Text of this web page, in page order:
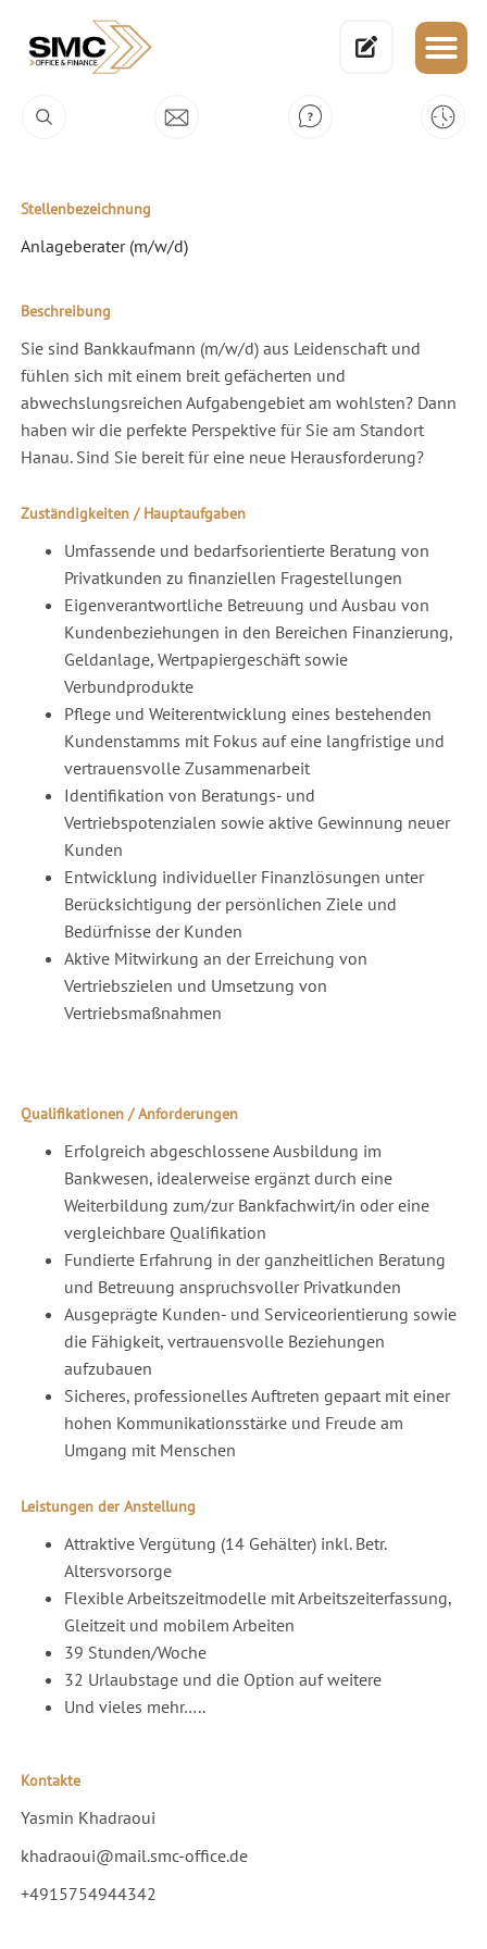
Stellenbezeichnung
Anlageberater (m/w/d)
Beschreibung
Sie sind Bankkaufmann (m/w/d) aus Leidenschaft und
fühlen sich mit einem breit gefächerten und
abwechslungsreichen Aufgabengebiet am wohlsten? Dann
haben wir die perfekte Perspektive für Sie am Standort
Hanau. Sind Sie bereit für eine neue Herausforderung?
Zuständigkeiten / Hauptaufgaben
Umfassende und bedarfsorientierte Beratung von
Privatkunden zu finanziellen Fragestellungen
Eigenverantwortliche Betreuung und Ausbau von
Kundenbeziehungen in den Bereichen Finanzierung,
Geldanlage, Wertpapiergeschäft sowie
Verbundprodukte
Pflege und Weiterentwicklung eines bestehenden
Kundenstamms mit Fokus auf eine langfristige und
vertrauensvolle Zusammenarbeit
Identifikation von Beratungs- und
Vertriebspotenzialen sowie aktive Gewinnung neuer
Kunden
Entwicklung individueller Finanzlösungen unter
Berücksichtigung der persönlichen Ziele und
Bedürfnisse der Kunden
Aktive Mitwirkung an der Erreichung von
Vertriebszielen und Umsetzung von
Vertriebsmaßnahmen
Qualifikationen / Anforderungen
Erfolgreich abgeschlossene Ausbildung im
Bankwesen, idealerweise ergänzt durch eine
Weiterbildung zum/zur Bankfachwirt/in oder eine
vergleichbare Qualifikation
Fundierte Erfahrung in der ganzheitlichen Beratung
und Betreuung anspruchsvoller Privatkunden
Ausgeprägte Kunden- und Serviceorientierung sowie
die Fähigkeit, vertrauensvolle Beziehungen
aufzubauen
Sicheres, professionelles Auftreten gepaart mit einer
hohen Kommunikationsstärke und Freude am
Umgang mit Menschen
Leistungen der Anstellung
Attraktive Vergütung (14 Gehälter) inkl. Betr.
Altersvorsorge
Flexible Arbeitszeitmodelle mit Arbeitszeiterfassung,
Gleitzeit und mobilem Arbeiten
39 Stunden/Woche
32 Urlaubstage und die Option auf weitere
Und vieles mehr…..
Kontakte
Yasmin Khadraoui
khadraoui@mail.smc-office.de
+4915754944342